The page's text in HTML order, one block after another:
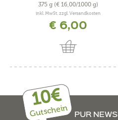
375 g (€ 16,00/1000 g)
inkl. MwSt. zzgl. Versandkosten
€ 6,00
10€
Gutschein
PUR